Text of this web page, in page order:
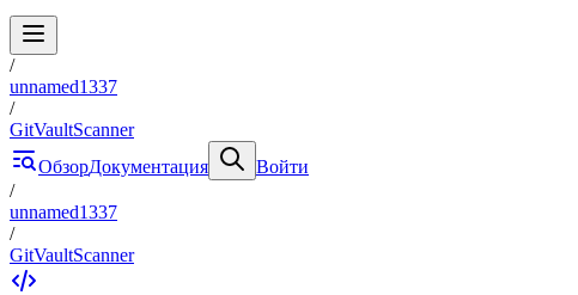
/
unnamed1337
/
GitVaultScanner
ОбзорДокументация
Войти
/
unnamed1337
/
GitVaultScanner